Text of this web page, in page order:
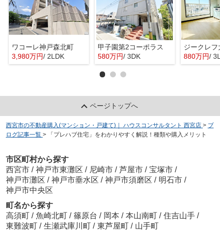
ワコーレ神戸森北町
3,980万円/ 2LDK
甲子園第2コーポラス
580万円/ 3DK
ジークレ
880万円/
ページトップへ
西宮市の不動産購入(マンション・戸建て)｜ ハウスコンサルタント 西宮店 > ブ
ログ記事一覧 > 「プレハブ住宅」をわかりやすく解説！種類や購入メリット
市区町村から探す
西宮市 / 神戸市東灘区 / 尼崎市 / 芦屋市 / 宝塚市 /
神戸市灘区 / 神戸市垂水区 / 神戸市須磨区 / 明石市 /
神戸市中央区
町名から探す
高須町 / 魚崎北町 / 篠原台 / 岡本 / 本山南町 / 住吉山手 /
東難波町 / 生瀬武庫川町 / 東芦屋町 / 山手町